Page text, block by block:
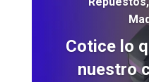
Cotice lo
nuestro